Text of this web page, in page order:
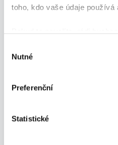
toho, kdo vaše údaje používá
poloze, které mohou být
skenování pro konkrétní
Zjistěte více o tom, jak
Svůj souhlas můžete kdykoliv
souhlasu
Nutné
Preferenční
Statistické
CMO Webmium.cz |